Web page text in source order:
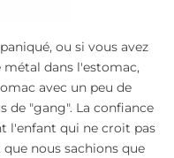
ou si vous avez
dans l'estomac,
avec un peu de
de "gang". La confiance
l'enfant qui ne croit pas
nous sachions que